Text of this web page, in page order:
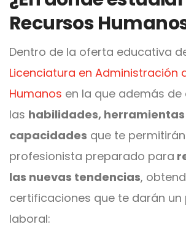
Recursos
Dentro de la oferta educativa
Licenciatura en Administración
Humanos en la que además
las habilidades,
capacidades que te
profesionista preparado para
las nuevas tendencias,
certificaciones que te darán un
laboral: